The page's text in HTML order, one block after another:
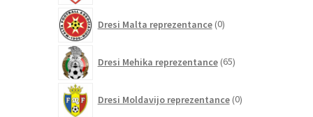
Dresi Malta reprezentance 0izdelkov
Dresi Mehika reprezentance 65izdelkov
Dresi Moldavijo reprezentance 0izdelkov